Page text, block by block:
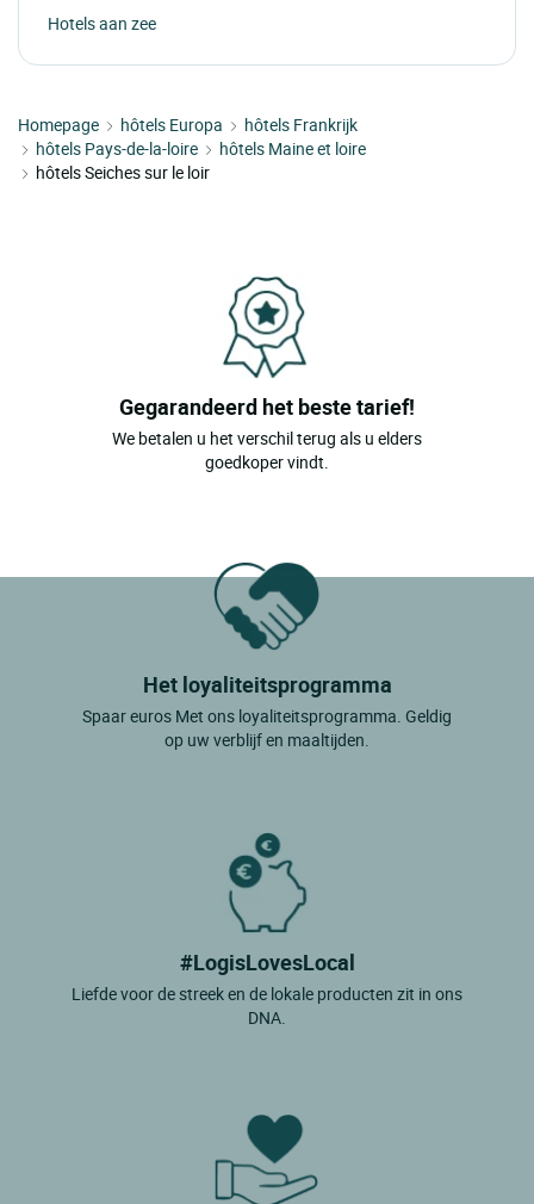
Hotels aan zee
Homepage hôtels Europa
hôtels Frankrijk
hôtels Pays-de-la-loire
hôtels Maine et loire
hôtels Seiches sur le loir
Gegarandeerd het beste tarief!
We betalen u het verschil terug als u elders
goedkoper vindt.
Het loyaliteitsprogramma
Spaar euros Met ons loyaliteitsprogramma. Geldig
op uw verblijf en maaltijden.
#LogisLovesLocal
Liefde voor de streek en de lokale producten zit in ons
DNA.